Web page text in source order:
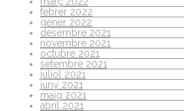
febrer 2022
gener 2022
desembre 2021
novembre 2021
octubre 2021
setembre 2021
juliol 2021
juny 2021
maig 2021
abril 2021